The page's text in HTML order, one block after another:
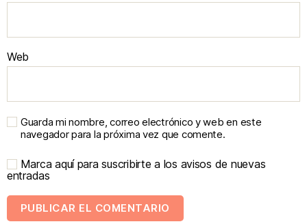
Web
Guarda mi nombre, correo electrónico y web en este
navegador para la próxima vez que comente.
Marca aquí para suscribirte a los avisos de nuevas
entradas